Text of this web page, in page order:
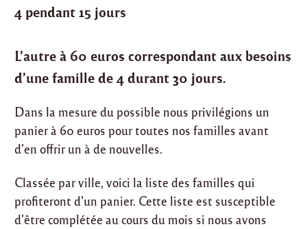
4 pendant 15 jours
L’autre à 60 euros correspondant aux besoins
d’une famille de 4 durant 30 jours.
Dans la mesure du possible nous privilégions un
panier à 60 euros pour toutes nos familles avant
d’en offrir un à de nouvelles.
Classée par ville, voici la liste des familles qui
profiteront d’un panier. Cette liste est susceptible
d’être complétée au cours du mois si nous avons